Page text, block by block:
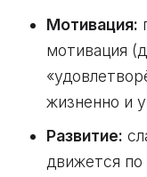
Мотивация:
мотивация
жизненно и
Развитие:
движется по